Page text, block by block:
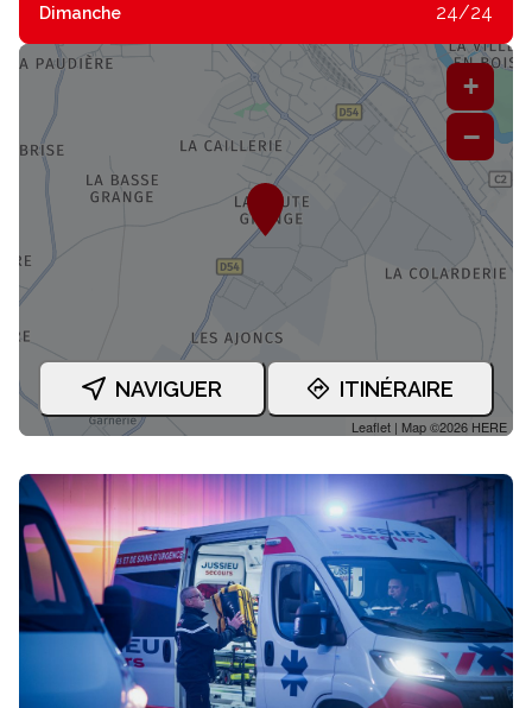
Dimanche 24/24
+
−
Leaflet | Map ©2026 HERE
NAVIGUER ITINÉRAIRE